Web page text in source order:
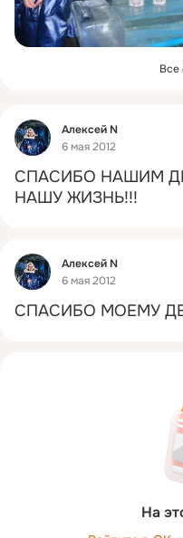
Все
Фид
Алексей N
6 мая 2012
СПАСИБО НАШИМ
НАШУ ЖИЗНЬ!!!
Фид
Алексей N
6 мая 2012
СПАСИБО МОЕМУ
На